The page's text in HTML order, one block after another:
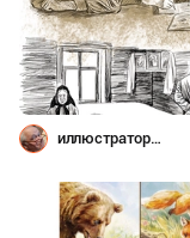
иллюстратор